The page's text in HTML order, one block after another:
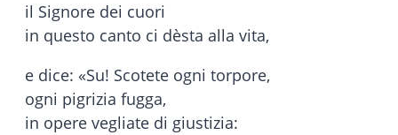
il Signore dei cuori
in questo canto ci dèsta alla vita,
e dice: «Su! Scotete ogni torpore,
ogni pigrizia fugga,
in opere vegliate di giustizia: